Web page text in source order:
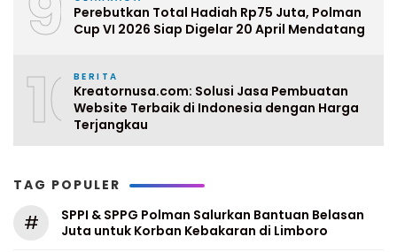
Perebutkan Total Hadiah Rp75 Juta, Polman
Cup VI 2026 Siap Digelar 20 April Mendatang
10BERITA
Kreatornusa.com: Solusi Jasa Pembuatan
Website Terbaik di Indonesia dengan Harga
Terjangkau
TAG POPULER
#
SPPI & SPPG Polman Salurkan Bantuan Belasan
Juta untuk Korban Kebakaran di Limboro